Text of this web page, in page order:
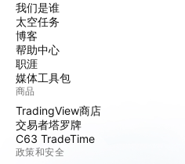
我们是谁
太空任务
博客
帮助中心
职涯
媒体工具包
商品
TradingView商店
交易者塔罗牌
C63 TradeTime
政策和安全